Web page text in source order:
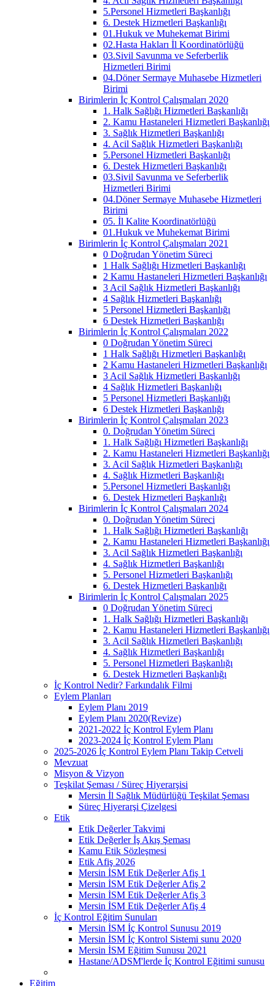
5.Personel Hizmetleri Başkanlığı
6. Destek Hizmetleri Başkanlığı
01.Hukuk ve Muhekemat Birimi
02.Hasta Hakları İl Koordinatörlüğü
03.Sivil Savunma ve Seferberlik
Hizmetleri Birimi
04.Döner Sermaye Muhasebe Hizmetleri
Birimi
Birimlerin İç Kontrol Çalışmaları 2020
1. Halk Sağlığı Hizmetleri Başkanlığı
2. Kamu Hastaneleri Hizmetleri Başkanlığı
3. Sağlık Hizmetleri Başkanlığı
4. Acil Sağlık Hizmetleri Başkanlığı
5.Personel Hizmetleri Başkanlığı
6. Destek Hizmetleri Başkanlığı
03.Sivil Savunma ve Seferberlik
Hizmetleri Birimi
04.Döner Sermaye Muhasebe Hizmetleri
Birimi
05. İl Kalite Koordinatörlüğü
01.Hukuk ve Muhekemat Birimi
Birimlerin İç Kontrol Çalışmaları 2021
0 Doğrudan Yönetim Süreci
1 Halk Sağlığı Hizmetleri Başkanlığı
2 Kamu Hastaneleri Hizmetleri Başkanlığı
3 Acil Sağlık Hizmetleri Başkanlığı
4 Sağlık Hizmetleri Başkanlığı
5 Personel Hizmetleri Başkanlığı
6 Destek Hizmetleri Başkanlığı
Birimlerin İç Kontrol Çalışmaları 2022
0 Doğrudan Yönetim Süreci
1 Halk Sağlığı Hizmetleri Başkanlığı
2 Kamu Hastaneleri Hizmetleri Başkanlığı
3 Acil Sağlık Hizmetleri Başkanlığı
4 Sağlık Hizmetleri Başkanlığı
5 Personel Hizmetleri Başkanlığı
6 Destek Hizmetleri Başkanlığı
Birimlerin İç Kontrol Çalışmaları 2023
0. Doğrudan Yönetim Süreci
1. Halk Sağlığı Hizmetleri Başkanlığı
2. Kamu Hastaneleri Hizmetleri Başkanlığı
3. Acil Sağlık Hizmetleri Başkanlığı
4. Sağlık Hizmetleri Başkanlığı
5.Personel Hizmetleri Başkanlığı
6. Destek Hizmetleri Başkanlığı
Birimlerin İç Kontrol Çalışmaları 2024
0. Doğrudan Yönetim Süreci
1. Halk Sağlığı Hizmetleri Başkanlığı
2. Kamu Hastaneleri Hizmetleri Başkanlığı
3. Acil Sağlık Hizmetleri Başkanlığı
4. Sağlık Hizmetleri Başkanlığı
5. Personel Hizmetleri Başkanlığı
6. Destek Hizmetleri Başkanlığı
Birimlerin İç Kontrol Çalışmaları 2025
0 Doğrudan Yönetim Süreci
1. Halk Sağlığı Hizmetleri Başkanlığı
2. Kamu Hastaneleri Hizmetleri Başkanlığı
3. Acil Sağlık Hizmetleri Başkanlığı
4. Sağlık Hizmetleri Başkanlığı
5. Personel Hizmetleri Başkanlığı
6. Destek Hizmetleri Başkanlığı
İç Kontrol Nedir? Farkındalık Filmi
Eylem Planları
Eylem Planı 2019
Eylem Planı 2020(Revize)
2021-2022 İç Kontrol Eylem Planı
2023-2024 İç Kontrol Eylem Planı
2025-2026 İç Kontrol Eylem Planı Takip Cetveli
Mevzuat
Misyon & Vizyon
Teşkilat Şeması / Süreç Hiyerarşisi
Mersin İl Sağlık Müdürlüğü Teşkilat Şeması
Süreç Hiyerarşi Çizelgesi
Etik
Etik Değerler Takvimi
Etik Değerler İş Akış Şeması
Kamu Etik Sözleşmesi
Etik Afiş 2026
Mersin İSM Etik Değerler Afiş 1
Mersin İSM Etik Değerler Afiş 2
Mersin İSM Etik Değerler Afiş 3
Mersin İSM Etik Değerler Afiş 4
İç Kontrol Eğitim Sunuları
Mersin İSM İç Kontrol Sunusu 2019
Mersin İSM İç Kontrol Sistemi sunu 2020
Mersin İSM Eğitim Sunusu 2021
Hastane/ADSM'lerde İç Kontrol Eğitimi sunusu
Eğitim